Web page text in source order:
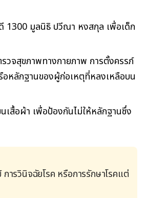
1300 มูลนิธิ ปวีณา หงสกุล เพื่อเด็ก
วจสุขภาพทางกายภาพ การตั้งครรภ์
หลักฐานของผู้ก่อเหตุที่หลงเหลือบน
เสื้อผ้า เพื่อป้องกันไม่ให้หลักฐานซึ่ง
รวินิจฉัยโรค หรือการรักษาโรคแต่